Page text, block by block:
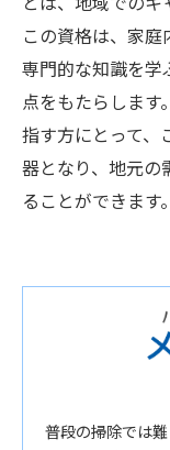
この資格は、家
専門的な知識を
点をもたらします
指す方にとって、
器となり、地元の
ることができます。
普段の掃除では